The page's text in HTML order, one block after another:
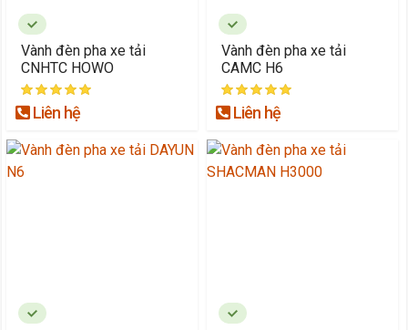
Vành đèn pha xe tải
CNHTC HOWO
Liên hệ
Vành đèn pha xe tải
CAMC H6
Liên hệ